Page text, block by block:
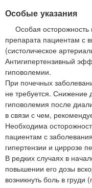
Особые указания
Особая
препарата пациентам с
(систолическое
Антигипертензивный
гиповолемии.
При почечных
не требуется. Снижение
гиповолемия после
в связи с чем,
Необходима
пациентам с
гипертензии и циррозе
В редких случаях в
повышении его дозы
возникнуть боль в груди